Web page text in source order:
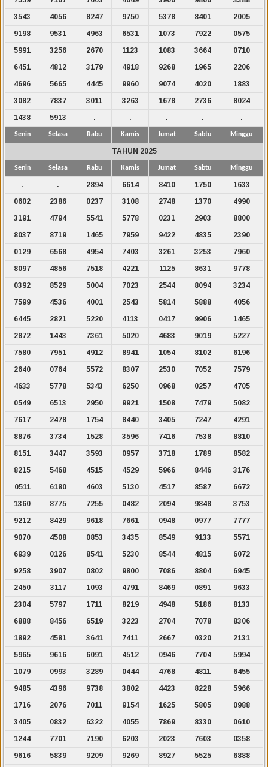
3543
4056 8247 9750 5378 8401
2005
9198
9531 4963 6531 1073 7922
0575
5991
3256 2670 1123 1083 3664
0710
6451
4812 3179 4918 9268 1965
2206
4696
5665 4445 9960 9074 4020
1883
3082
7837 3011 3263 1678 2736
8024
1438
5913 . . . . .
Senin Selasa Rabu Kamis Jumat Sabtu Minggu
TAHUN 2025
Senin Selasa Rabu Kamis Jumat Sabtu Minggu
. . 2894 6614 8410 1750
1633
0602
2386 0237 3108 2748 1370
4990
3191
4794 5541 5778 0231 2903
8800
8037
8719 1465 7959 9422 4835
2390
0129
6568 4954 7403 3261 3253
7960
8097
4856 7518 4221 1125 8631
9778
0392
8529 5004 7023 2544 8094
3234
7599
4536 4001 2543 5814 5888
4056
6445
2821 5220 4113 0417 9906
1465
2872
1443 7361 5020 4683 9019
5227
7580
7951 4912 8941 1054 8102
6196
2640
0764 5572 8307 2530 7052
7579
4633
5778 5343 6250 0968 0257
4705
0549
6513 2950 9921 1508 7479
5082
7617
2478 1754 8440 3405 7247
4291
8876
3734 1528 3596 7416 7538
8810
8151
3447 3593 0957 3718 1789
8582
8215
5468 4515 4529 5966 8446
3176
0511
6180 4603 5130 4517 8587
6672
1360
8775 7255 0482 2094 9848
3753
9212
8429 9618 7661 0948 0977
7777
9070
4508 0853 3435 8549 9133
5571
6939
0126 8541 5230 8544 4815
6072
9258
3907 0802 9800 7086 8804
6945
2450
3117 1093 4791 8469 0891
9633
2304
5797 1711 8219 4948 5186
8133
6888
8456 6519 3223 2704 7078
8306
1892
4581 3641 7411 2667 0320
2131
5965
9616 6091 4512 0946 7704
5994
1079
0993 3289 0444 4768 4811
6455
9485
4396 9738 3802 4423 8228
5966
1716
2076 7011 9154 1625 5805
0988
3405
0832 6322 4055 7869 8330
0610
1244
7701 7190 6203 2023 7603
0358
9616
5839 9209 9269 8927 5525
6888